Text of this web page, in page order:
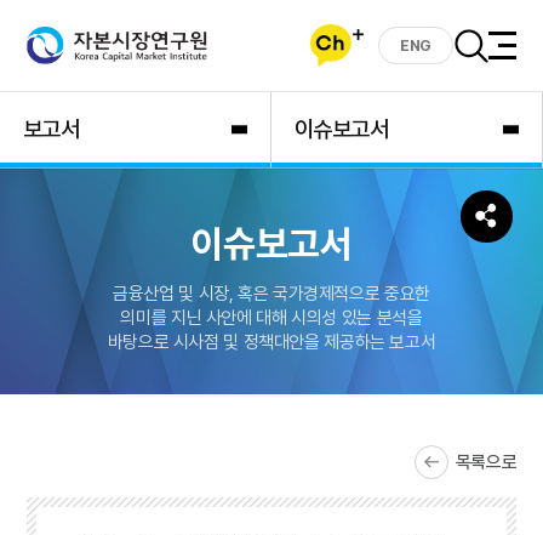
ENG
보고서 이슈보고서
이슈보고서
금융산업 및 시장, 혹은 국가경제적으로 중요한
의미를 지닌 사안에 대해 시의성 있는 분석을
바탕으로 시사점 및 정책대안을 제공하는 보고서
목록으로